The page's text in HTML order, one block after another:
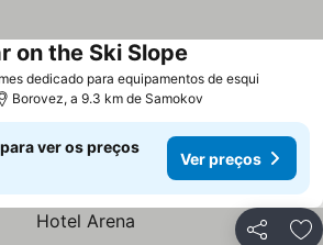
dedicado para equipamentos de esqui
on the Ski Slope
Borovez, a 9.3 km de Samokov
ver os preços
Ver preços
Partilhar